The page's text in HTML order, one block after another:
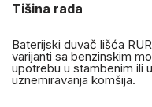
Tišina rada
Baterijski duvač lišća
varijanti sa benzinskim
upotrebu u stambenim ili
uznemiravanja komšija.